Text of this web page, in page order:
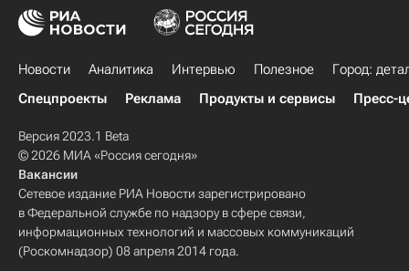
Новости Аналитика Интервью Полезное
Город:
Спецпроекты
Реклама Продукты и сервисы Пресс-
Версия 2023.1 Beta
© 2026 МИА «Россия сегодня»
Вакансии
Сетевое издание РИА Новости зарегистрировано
в Федеральной службе по надзору в сфере связи,
информационных технологий и массовых коммуникаций
(Роскомнадзор) 08 апреля 2014 года.